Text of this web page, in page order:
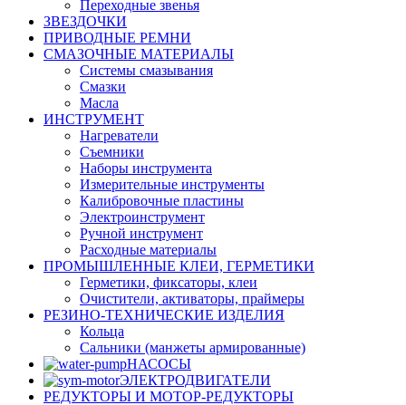
Переходные звенья
ЗВЕЗДОЧКИ
ПРИВОДНЫЕ РЕМНИ
СМАЗОЧНЫЕ МАТЕРИАЛЫ
Системы смазывания
Смазки
Масла
ИНСТРУМЕНТ
Нагреватели
Съемники
Наборы инструмента
Измерительные инструменты
Калибровочные пластины
Электроинструмент
Ручной инструмент
Расходные материалы
ПРОМЫШЛЕННЫЕ КЛЕИ, ГЕРМЕТИКИ
Герметики, фиксаторы, клеи
Очистители, активаторы, праймеры
РЕЗИНО-ТЕХНИЧЕСКИЕ ИЗДЕЛИЯ
Кольца
Сальники (манжеты армированные)
НАСОСЫ
ЭЛЕКТРОДВИГАТЕЛИ
РЕДУКТОРЫ И МОТОР-РЕДУКТОРЫ